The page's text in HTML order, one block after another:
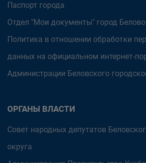
Паспорт города
Отдел "Мои документы" город Белово
Политика в отношении обработки
данных на официальном интернет-
Администрации Беловского
ОРГАНЫ ВЛАСТИ
Совет народных депутатов
округа